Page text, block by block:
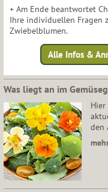
+ Am Ende beantwortet
Ihre individuellen Fragen
Zwiebelblumen.
Alle Infos &
Was liegt an im
Hier
den